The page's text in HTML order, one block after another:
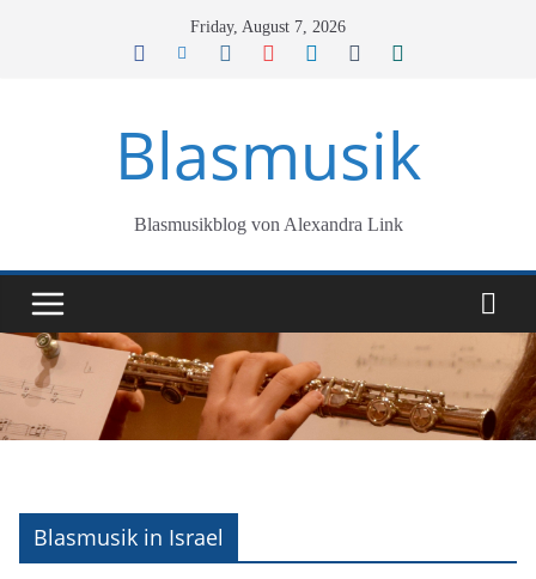
Friday, August 7, 2026
Blasmusik
Blasmusikblog von Alexandra Link
Blasmusik in Israel